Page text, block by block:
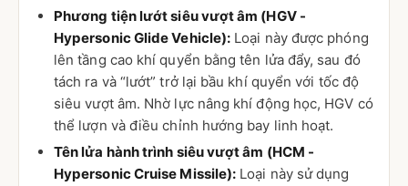
Phương tiện lướt siêu vượt âm (HGV -
Hypersonic Glide Vehicle): Loại này được phóng
lên tầng cao khí quyển bằng tên lửa đẩy, sau đó
tách ra và “lướt” trở lại bầu khí quyển với tốc độ
siêu vượt âm. Nhờ lực nâng khí động học, HGV có
thể lượn và điều chỉnh hướng bay linh hoạt.
Tên lửa hành trình siêu vượt âm (HCM -
Hypersonic Cruise Missile): Loại này sử dụng